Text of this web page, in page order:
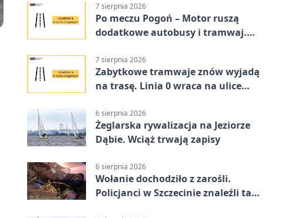
7 sierpnia 2026
Po meczu Pogoń – Motor ruszą
dodatkowe autobusy i tramwaj.
7 sierpnia 2026
Zabytkowe tramwaje znów wyjadą
na trasę. Linia 0 wraca na ulice
6 sierpnia 2026
Żeglarska rywalizacja na Jeziorze
Dąbie. Wciąż trwają zapisy
6 sierpnia 2026
Wołanie dochodziło z zarośli.
Policjanci w Szczecinie znaleźli tam